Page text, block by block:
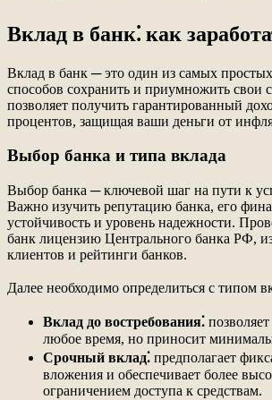
Вклад в банк⁚ как
Вклад в банк ─ это один из самых
способов сохранить и приумножить свои
позволяет получить гарантированный
процентов, защищая ваши деньги от
Выбор банка и типа вклада
Выбор банка ─ ключевой шаг на пути к
Важно изучить репутацию банка, его
устойчивость и уровень надежности.
банк лицензию Центрального банка РФ,
клиентов и рейтинги банков.
Далее необходимо определиться с типом
Вклад до востребования⁚
любое время, но приносит
Срочный вклад⁚ предполагает
вложения и обеспечивает более
ограничением доступа к средствам.